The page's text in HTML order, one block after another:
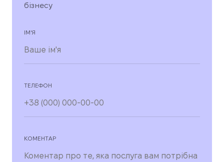
бізнесу
ІМ'Я
ТЕЛЕФОН
КОМЕНТАР